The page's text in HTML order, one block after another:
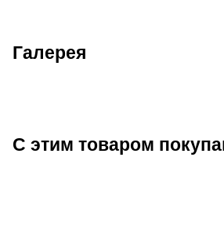
Галерея
С этим товаром